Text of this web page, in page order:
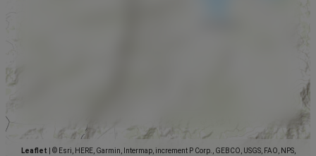
Leaflet
© Esri, HERE, Garmin, Intermap, increment P Corp., GEBCO, USGS, FAO, NPS,